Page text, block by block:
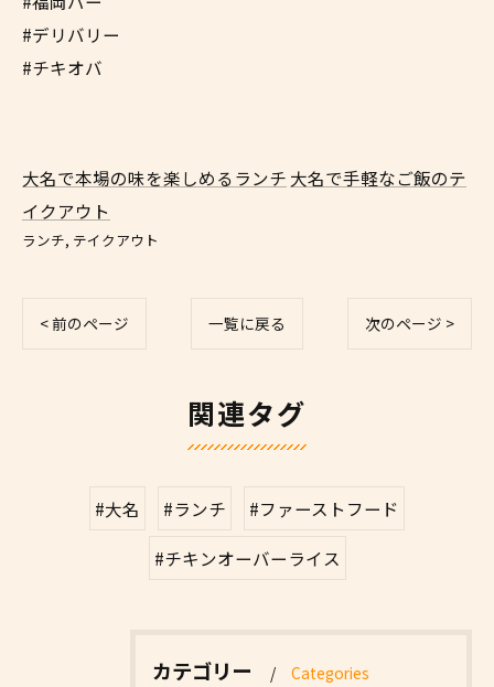
#デリバリー
#チキオバ
大名で本場の味を楽しめるランチ 大名で手軽なご飯のテ
イクアウト
ランチ テイクアウト
< 前のページ 一覧に戻る 次のページ >
関連タグ
#大名 #ランチ #ファーストフード
#チキンオーバーライス
カテゴリー Categories